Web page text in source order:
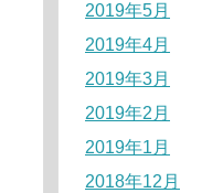
2019年5月
2019年4月
2019年3月
2019年2月
2019年1月
2018年12月